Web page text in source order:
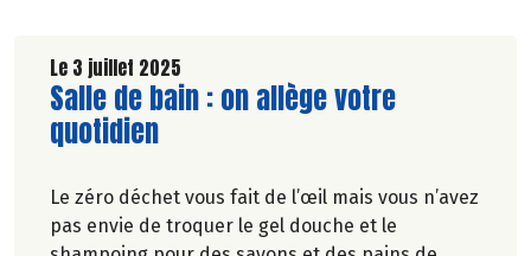
Le 3 juillet 2025
Lire la suite de l'article
Salle de bain : on allège votre
quotidien
Le zéro déchet vous fait de l’œil mais vous n’avez
pas envie de troquer le gel douche et le